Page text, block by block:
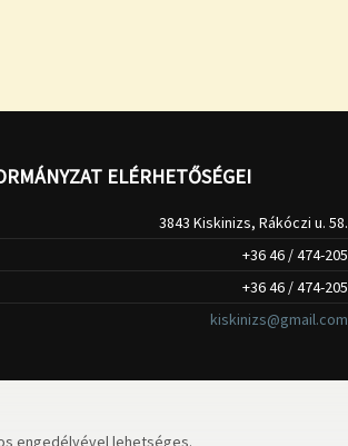
ELÉRHETŐSÉGEI
3843 Kiskinizs, Rákóczi u. 58.
+36 46 / 474-205
+36 46 / 474-205
kiskinizs@gmail.com
engedélyével lehetséges.